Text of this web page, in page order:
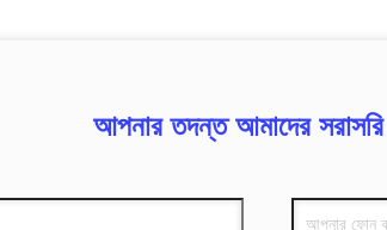
আপনার তদন্ত আমাদের সরাসরি